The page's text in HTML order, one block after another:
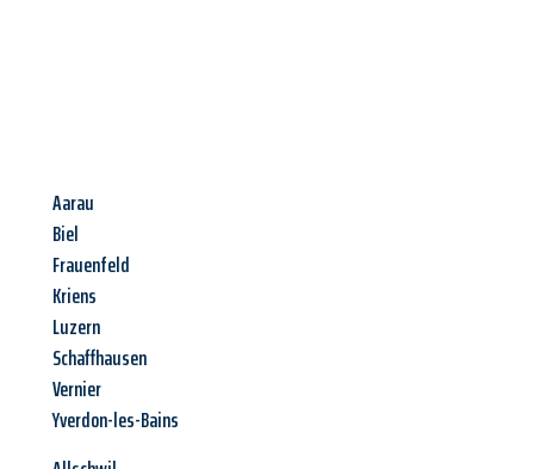
Aarau
Biel
Frauenfeld
Kriens
Luzern
Schaffhausen
Vernier
Yverdon-les-Bains